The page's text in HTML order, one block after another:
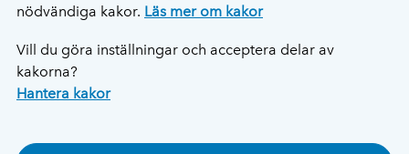
nödvändiga kakor. Läs mer om kakor
Vill du göra inställningar och acceptera delar av
kakorna?
Hantera kakor